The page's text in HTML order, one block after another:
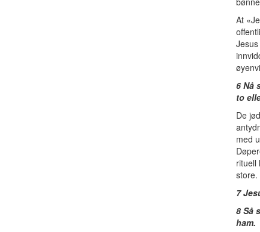
At
6 Nå
to
De
med
rituell
store.
7
8 Så
ham.